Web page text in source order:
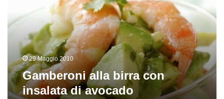
avocado
29 Maggio 2010
Gamberoni alla birra con
insalata di avocado